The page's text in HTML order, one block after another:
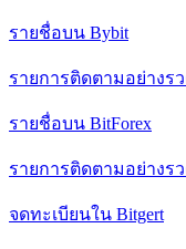
รายชื่อบน Bybit
รายการติดตามอย่างรว
รายชื่อบน BitForex
รายการติดตามอย่างรว
จดทะเบียนใน Bitgert